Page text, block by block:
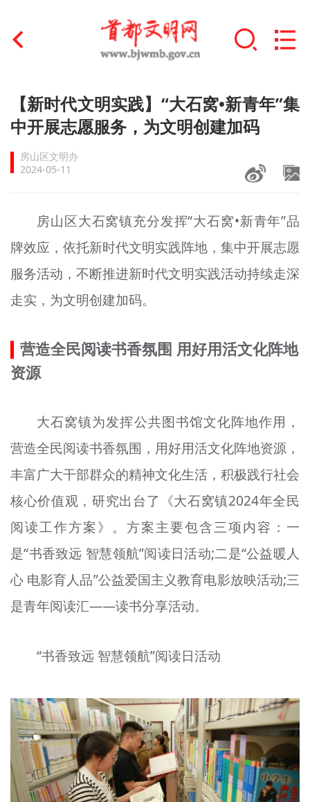
首页
文明创建
文明实践
未成年人思想道德建设
榜样人物
+
身边好人
北京宣传文化引导基金
专题
资料库
+
【新时代文明实践】“大石窝•新青年”集
中开展志愿服务，为文明创建加码
房山区文明办
2024-05-11
房山区大石窝镇充分发挥“大石窝•新青年”品
牌效应，依托新时代文明实践阵地，集中开展志愿
服务活动，不断推进新时代文明实践活动持续走深
走实，为文明创建加码。
营造全民阅读书香氛围 用好用活文化阵地
资源
大石窝镇为发挥公共图书馆文化阵地作用，
营造全民阅读书香氛围，用好用活文化阵地资源，
丰富广大干部群众的精神文化生活，积极践行社会
核心价值观，研究出台了《大石窝镇2024年全民
阅读工作方案》。方案主要包含三项内容：一
是“书香致远 智慧领航”阅读日活动;二是“公益暖人
心 电影育人品”公益爱国主义教育电影放映活动;三
是青年阅读汇——读书分享活动。
“书香致远 智慧领航”阅读日活动